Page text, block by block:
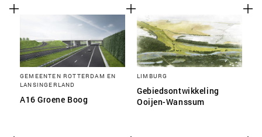
GEMEENTEN ROTTERDAM EN
LANSINGERLAND
A16 Groene Boog
LIMBURG
Gebiedsontwikkeling
Ooijen-Wanssum